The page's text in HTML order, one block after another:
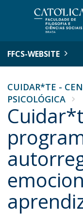
FFCS-WEBSITE
CUIDAR*TE -
PSICOLÓGICA